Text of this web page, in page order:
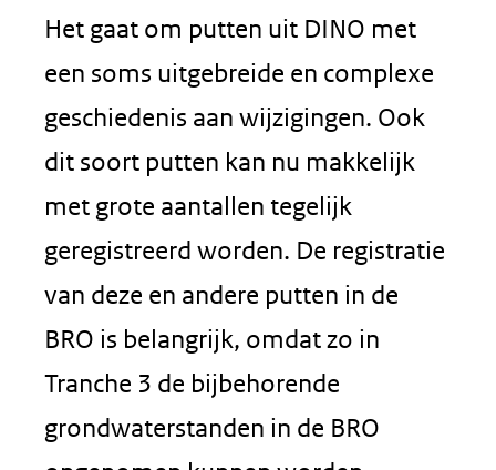
Het gaat om putten uit DINO met
een soms uitgebreide en complexe
geschiedenis aan wijzigingen. Ook
dit soort putten kan nu makkelijk
met grote aantallen tegelijk
geregistreerd worden. De registratie
van deze en andere putten in de
BRO is belangrijk, omdat zo in
Tranche 3 de bijbehorende
grondwaterstanden in de BRO